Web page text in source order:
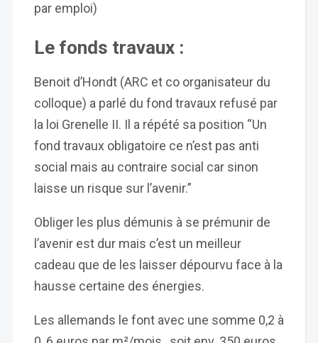
par emploi)
Le fonds travaux :
Benoit d’Hondt (ARC et co organisateur du
colloque) a parlé du fond travaux refusé par
la loi Grenelle II. Il a répété sa position “Un
fond travaux obligatoire ce n’est pas anti
social mais au contraire social car sinon
laisse un risque sur l’avenir.”
Obliger les plus démunis à se prémunir de
l’avenir est dur mais c’est un meilleur
cadeau que de les laisser dépourvu face à la
hausse certaine des énergies.
Les allemands le font avec une somme 0,2 à